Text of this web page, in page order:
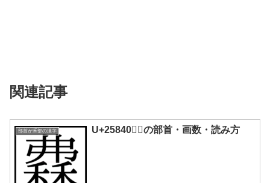
関連記事
部首が禾部の漢字 U+25840｜𥡀の部首・画数・読み方